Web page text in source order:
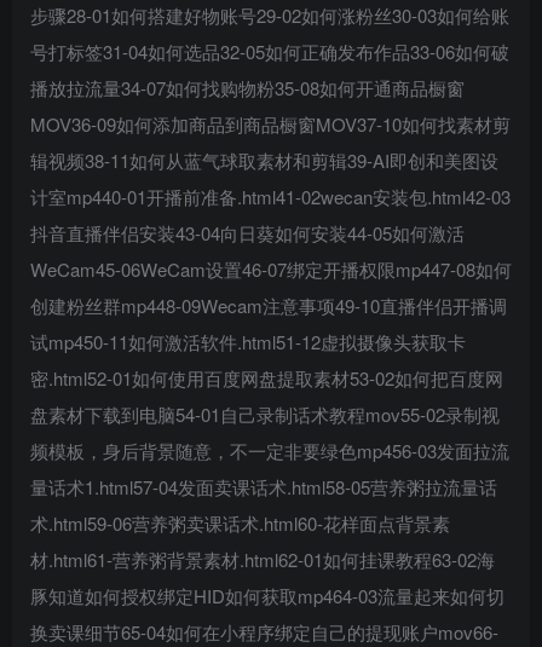
步骤28-01如何搭建好物账号29-02如何涨粉丝30-03如何给账
号打标签31-04如何选品32-05如何正确发布作品33-06如何破
播放拉流量34-07如何找购物粉35-08如何开通商品橱窗
MOV36-09如何添加商品到商品橱窗MOV37-10如何找素材剪
辑视频38-11如何从蓝气球取素材和剪辑39-AI即创和美图设
计室mp440-01开播前准备.html41-02wecan安装包.html42-03
抖音直播伴侣安装43-04向日葵如何安装44-05如何激活
WeCam45-06WeCam设置46-07绑定开播权限mp447-08如何
创建粉丝群mp448-09Wecam注意事项49-10直播伴侣开播调
试mp450-11如何激活软件.html51-12虚拟摄像头获取卡
密.html52-01如何使用百度网盘提取素材53-02如何把百度网
盘素材下载到电脑54-01自己录制话术教程mov55-02录制视
频模板，身后背景随意，不一定非要绿色mp456-03发面拉流
量话术1.html57-04发面卖课话术.html58-05营养粥拉流量话
术.html59-06营养粥卖课话术.html60-花样面点背景素
材.html61-营养粥背景素材.html62-01如何挂课教程63-02海
豚知道如何授权绑定HID如何获取mp464-03流量起来如何切
换卖课细节65-04如何在小程序绑定自己的提现账户mov66-